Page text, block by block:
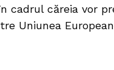
cadrul căreia vor
Uniunea